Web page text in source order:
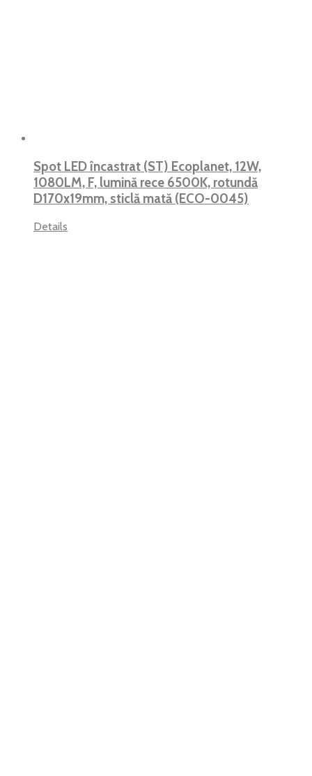
Spot LED încastrat (ST) Ecoplanet, 12W,
1080LM, F, lumină rece 6500K, rotundă
D170x19mm, sticlă mată (ECO-0045)
Details